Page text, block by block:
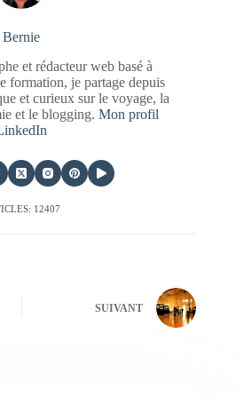
Bernie
et rédacteur web basé à
formation, je partage depuis
et curieux sur le voyage, la
et le blogging. Mon profil
12407
SUIVANT